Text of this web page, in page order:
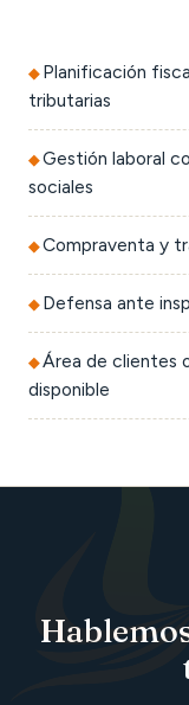
Planificación
tributarias
Gestión laboral
sociales
Compraventa y
Defensa ante
Área de clientes
disponible